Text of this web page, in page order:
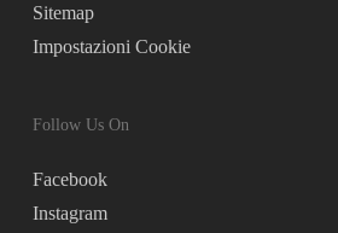
Sitemap
Impostazioni Cookie
Follow Us On
Facebook
Instagram